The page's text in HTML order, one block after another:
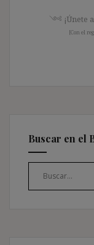
༺ ¡Únete
[Con el
Buscar en el